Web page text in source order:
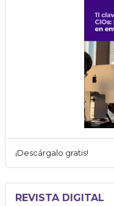
¡Descárgalo gratis!
REVISTA DIGITAL